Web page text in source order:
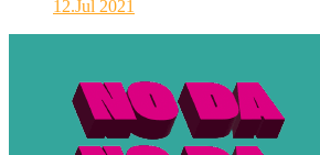
12.Jul 2021